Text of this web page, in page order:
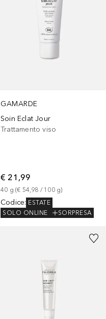
GAMARDE
Soin Eclat Jour
Trattamento viso
€ 21,99
40 g (€ 54,98 / 100 g)
Codice: ESTATE
SOLO ONLINE
SORPRESA